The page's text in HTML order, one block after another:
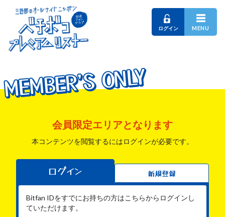
ログイン MENU
MEMBER'S ONLY
MEMBER'S ONLY
MEMBER'S ONLY
会員限定エリアとなります
本コンテンツを閲覧するにはログインが必要です。
ログイン 新規登録
Bitfan IDをすでにお持ちの方はこちらからログインし
ていただけます。